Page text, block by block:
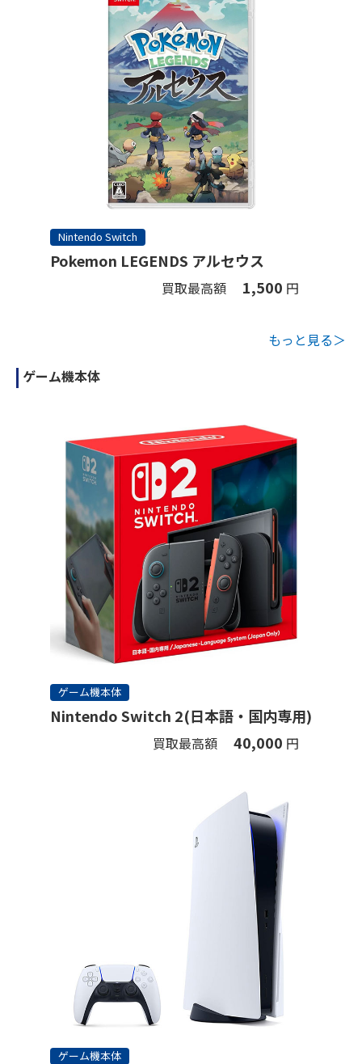
Nintendo Switch
Pokemon LEGENDS アルセウス
買取最高額 1,500 円
もっと見る＞
ゲーム機本体
ゲーム機本体
Nintendo Switch 2(日本語・国内専用)
買取最高額 40,000 円
ゲーム機本体